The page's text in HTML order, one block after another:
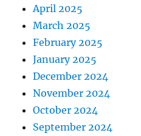
April 2025
March 2025
February 2025
January 2025
December 2024
November 2024
October 2024
September 2024